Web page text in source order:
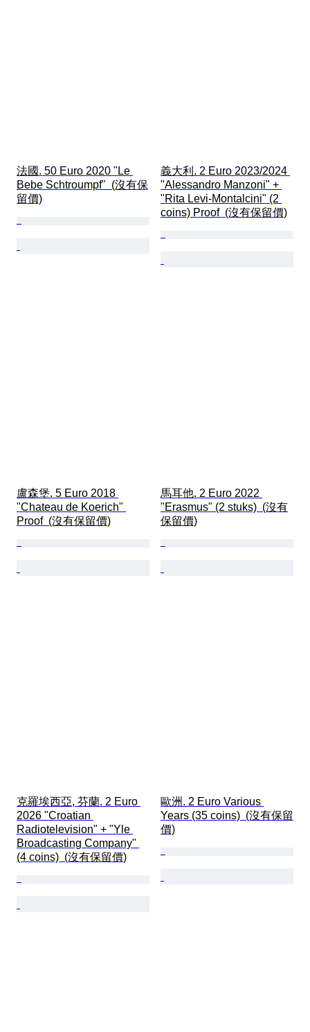
法國. 50 Euro 2020 "Le
Bebe Schtroumpf"  (沒有保
留價)
義大利. 2 Euro 2023/2024
"Alessandro Manzoni" +
"Rita Levi-Montalcini" (2
coins) Proof  (沒有保留價)
盧森堡. 5 Euro 2018
"Chateau de Koerich"
Proof  (沒有保留價)
馬耳他. 2 Euro 2022
"Erasmus" (2 stuks)  (沒有
保留價)
克羅埃西亞, 芬蘭. 2 Euro
2026 "Croatian
Radiotelevision" + "Yle
Broadcasting Company"
(4 coins)  (沒有保留價)
歐洲. 2 Euro Various
Years (35 coins)  (沒有保留
價)